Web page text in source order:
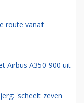
route vanaf
Airbus A350-900 uit
'scheelt zeven